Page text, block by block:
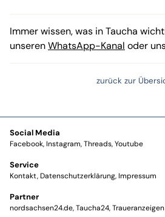
Immer wissen, was in Taucha
unserenWhatsApp-Kanal oder
zurück zur
Social Media
Facebook Instagram Threads Youtube
Service
Kontakt Datenschutzerklärung Impressum
Partner
nordsachsen24.de Taucha24